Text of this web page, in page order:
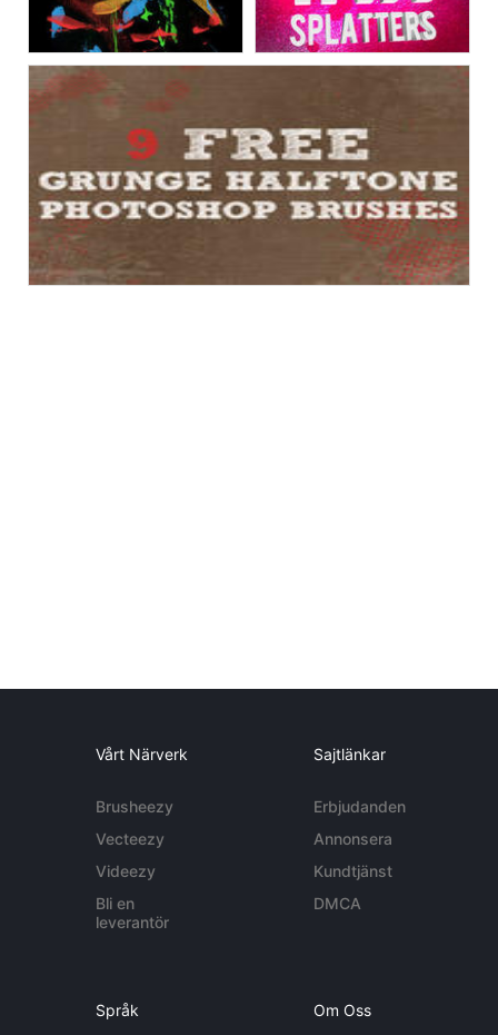
Vårt Närverk
Brusheezy
Vecteezy
Videezy
Bli en
leverantör
Sajtlänkar
Erbjudanden
Annonsera
Kundtjänst
DMCA
Språk Om Oss